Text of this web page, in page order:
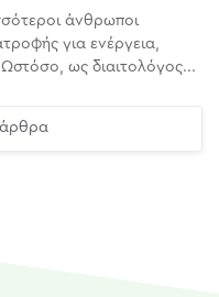
άνθρωποι
για ενέργεια,
ως διαιτολόγος...
άρθρα